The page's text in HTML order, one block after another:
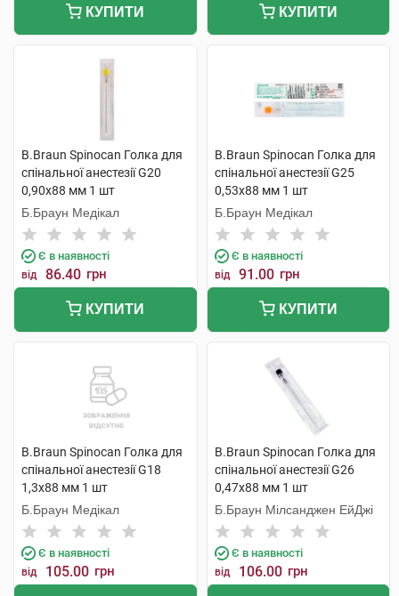
КУПИТИ КУПИТИ
B.Braun Spinocan Голка для
спінальної анестезії G20
0,90x88 мм 1 шт
Б.Браун Медікал
Є в наявності
від 86.40 грн
КУПИТИ
B.Braun Spinocan Голка для
спінальної анестезії G25
0,53x88 мм 1 шт
Б.Браун Медікал
Є в наявності
від 91.00 грн
КУПИТИ
B.Braun Spinocan Голка для
спінальної анестезії G18
1,3x88 мм 1 шт
Б.Браун Медікал
Є в наявності
від 105.00 грн
B.Braun Spinocan Голка для
спінальної анестезії G26
0,47x88 мм 1 шт
Б.Браун Мілсанджен ЕйДжі
Є в наявності
від 106.00 грн